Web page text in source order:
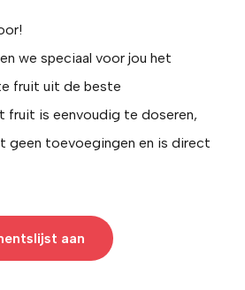
we speciaal voor jou het
fruit uit de beste
fruit is eenvoudig te doseren,
geen toevoegingen en is direct
aan